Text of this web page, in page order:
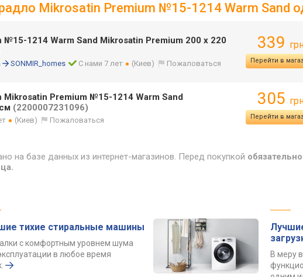
Mikrosatin Premium №15-1214 Warm Sand
№15-1214 Warm Sand Mikrosatin Premium 200 х 220
SONMIR_homes С нами 7 лет (Киев) Пожаловаться
339
Перейти в
Mikrosatin Premium №15-1214 Warm Sand
(2200007231096)
(Киев) Пожаловаться
305
Перейти в
на базе данных из интернет-магазинов. Перед покупкой
тихие стиральные машины
с комфортным уровнем шума
в любое время
В меру